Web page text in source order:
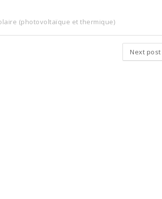
(photovoltaïque et thermique)
Next post